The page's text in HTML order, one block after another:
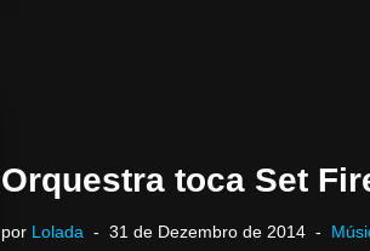
Orquestra toca Set
por Lolada 31 de Dezembro de 2014